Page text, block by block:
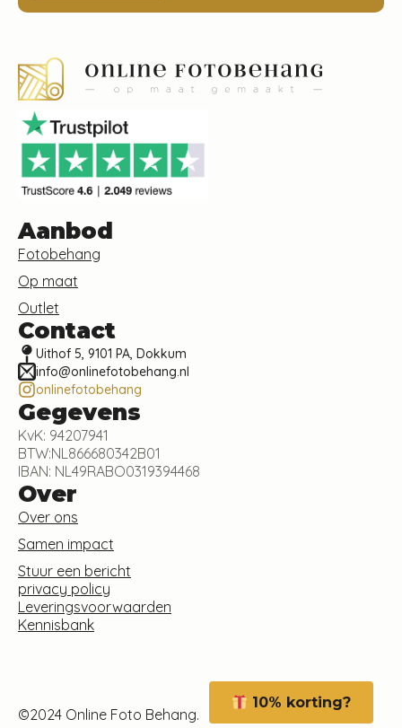
10% korting?
Aanbod
Fotobehang
Op maat
Outlet
Contact
Uithof 5, 9101 PA, Dokkum
info@onlinefotobehang.nl
onlinefotobehang
Gegevens
KvK: 94207941
BTW:NL866680342B01
IBAN: NL49RABO0319394468
Over
Over ons
Samen impact
Stuur een bericht
privacy policy
Leveringsvoorwaarden
Kennisbank
©2024 Online Foto Behang.